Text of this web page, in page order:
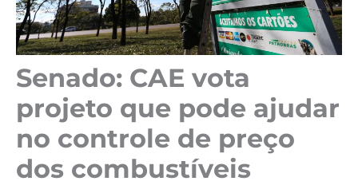
Senado: CAE vota
projeto que pode ajudar
no controle de preço
dos combustíveis